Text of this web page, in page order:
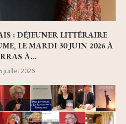
: DÉJEUNER LITTÉRAIRE
LE MARDI 30 JUIN 2026 À
À...
juillet 2026